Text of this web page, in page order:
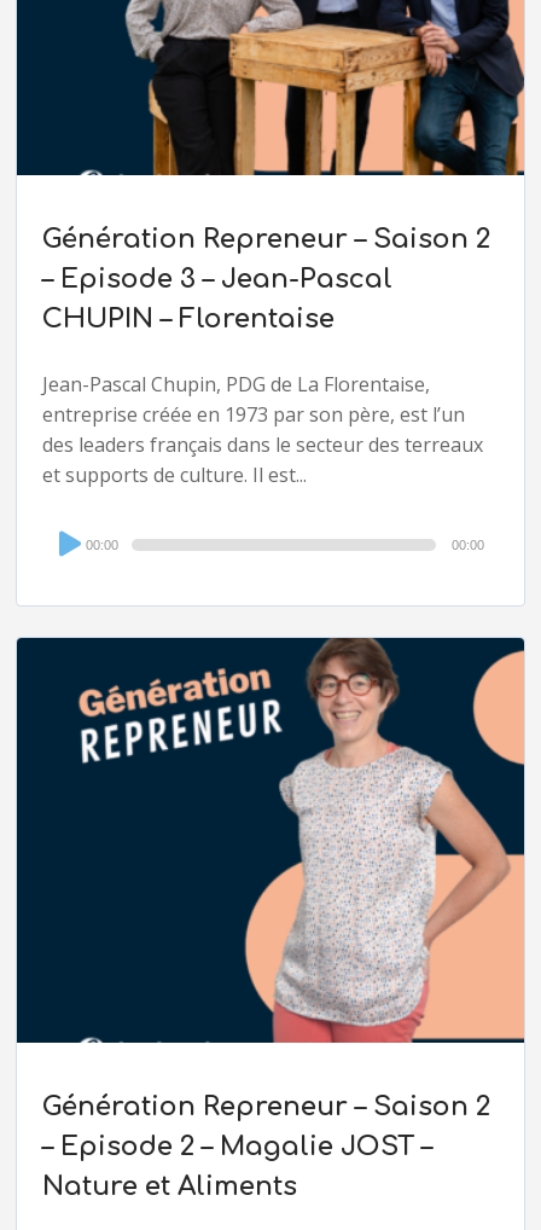
Génération Repreneur – Saison 2
– Episode 3 – Jean-Pascal
CHUPIN – Florentaise
Jean-Pascal Chupin, PDG de La Florentaise,
entreprise créée en 1973 par son père, est l’un
des leaders français dans le secteur des terreaux
et supports de culture. Il est...
Audio
Player
00:00 00:00
Génération Repreneur – Saison 2
– Episode 2 – Magalie JOST –
Nature et Aliments